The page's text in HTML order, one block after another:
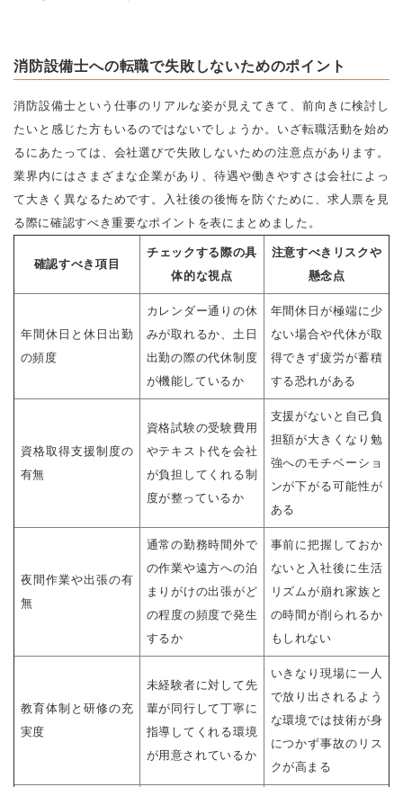
消防設備士への転職で失敗しないためのポイント
消防設備士という仕事のリアルな姿が見えてきて、前向きに検討し
たいと感じた方もいるのではないでしょうか。いざ転職活動を始め
るにあたっては、会社選びで失敗しないための注意点があります。
業界内にはさまざまな企業があり、待遇や働きやすさは会社によっ
て大きく異なるためです。入社後の後悔を防ぐために、求人票を見
る際に確認すべき重要なポイントを表にまとめました。
確認すべき項目
チェックする際の具
体的な視点
注意すべきリスクや
懸念点
年間休日と休日出勤
の頻度
カレンダー通りの休
みが取れるか、土日
出勤の際の代休制度
が機能しているか
年間休日が極端に少
ない場合や代休が取
得できず疲労が蓄積
する恐れがある
資格取得支援制度の
有無
資格試験の受験費用
やテキスト代を会社
が負担してくれる制
度が整っているか
支援がないと自己負
担額が大きくなり勉
強へのモチベーショ
ンが下がる可能性が
ある
夜間作業や出張の有
無
通常の勤務時間外で
の作業や遠方への泊
まりがけの出張がど
の程度の頻度で発生
するか
事前に把握しておか
ないと入社後に生活
リズムが崩れ家族と
の時間が削られるか
もしれない
教育体制と研修の充
実度
未経験者に対して先
輩が同行して丁寧に
指導してくれる環境
が用意されているか
いきなり現場に一人
で放り出されるよう
な環境では技術が身
につかず事故のリス
クが高まる